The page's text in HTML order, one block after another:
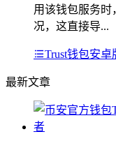
用该钱包服务时
况，这直接导...
Trust钱包安卓
最新文章